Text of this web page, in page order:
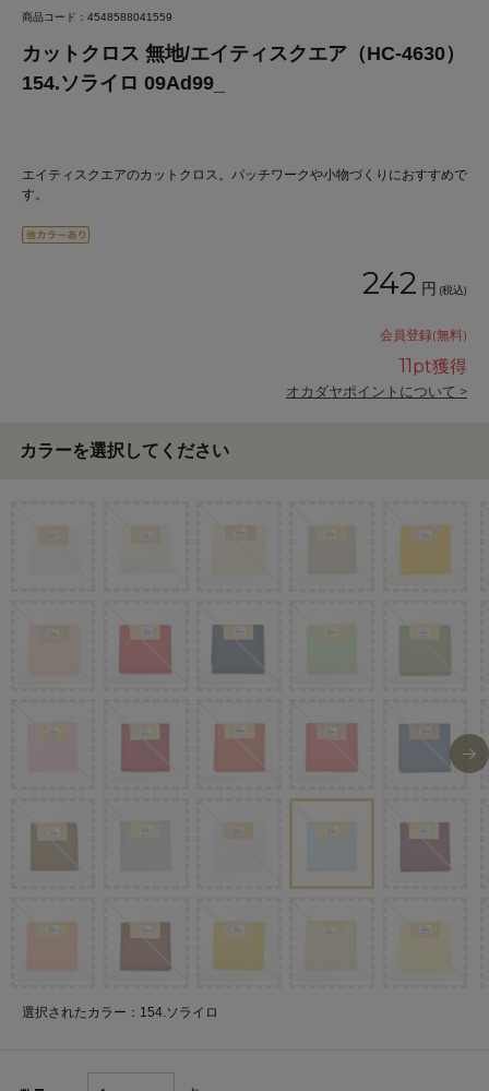
商品コード：4548588041559
カットクロス 無地/エイティスクエア（HC-4630）
154.ソライロ 09Ad99_
エイティスクエアのカットクロス。パッチワークや小物づくりにおすすめで
す。
242 円 (税込)
会員登録(無料)
11pt獲得
オカダヤポイントについて >
カラーを選択してください
選択されたカラー：154.ソライロ